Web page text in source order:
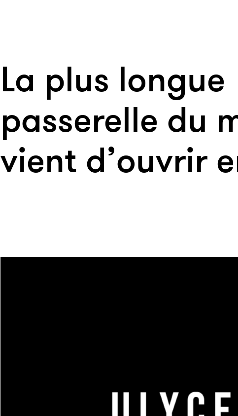
La plus longue
passerelle du
vient d’ouvrir